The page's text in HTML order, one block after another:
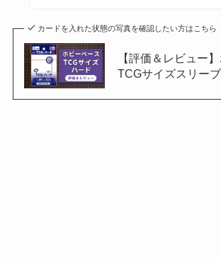
カードを入れた状態の写真を確認したい方はこちら
【評価＆レビュー
TCGサイズスリー